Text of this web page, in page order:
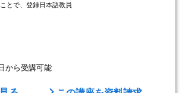
とで、登録日本語教員
から受講可能